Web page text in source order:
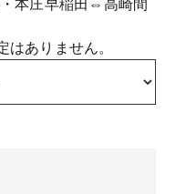
本庄早稲田⇔高崎間
ありません。